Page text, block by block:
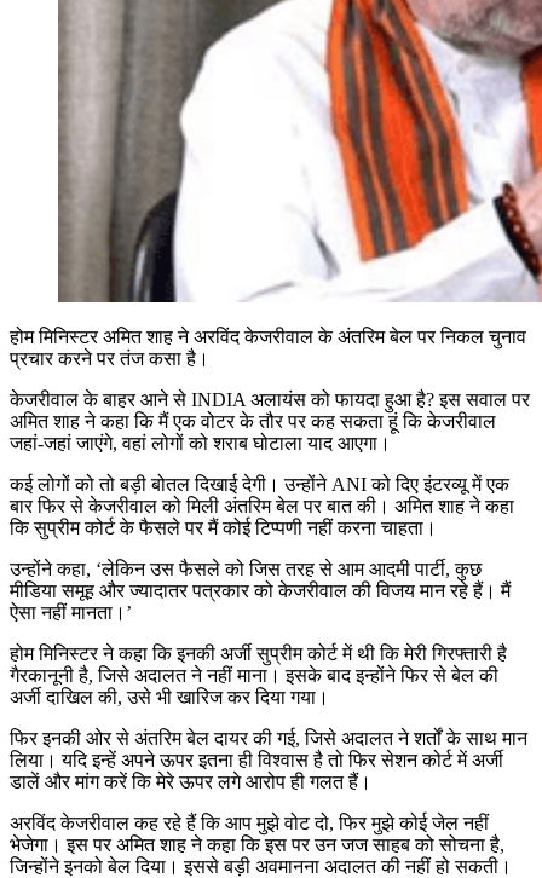
होम मिनिस्टर अमित शाह ने अरविंद केजरीवाल के अंतरिम बेल पर निकल चुनाव
प्रचार करने पर तंज कसा है।
केजरीवाल के बाहर आने से INDIA अलायंस को फायदा हुआ है? इस सवाल पर
अमित शाह ने कहा कि मैं एक वोटर के तौर पर कह सकता हूं कि केजरीवाल
जहां-जहां जाएंगे, वहां लोगों को शराब घोटाला याद आएगा।
कई लोगों को तो बड़ी बोतल दिखाई देगी। उन्होंने ANI को दिए इंटरव्यू में एक
बार फिर से केजरीवाल को मिली अंतरिम बेल पर बात की। अमित शाह ने कहा
कि सुप्रीम कोर्ट के फैसले पर मैं कोई टिप्पणी नहीं करना चाहता।
उन्होंने कहा, ‘लेकिन उस फैसले को जिस तरह से आम आदमी पार्टी, कुछ
मीडिया समूह और ज्यादातर पत्रकार को केजरीवाल की विजय मान रहे हैं। मैं
ऐसा नहीं मानता।’
होम मिनिस्टर ने कहा कि इनकी अर्जी सुप्रीम कोर्ट में थी कि मेरी गिरफ्तारी है
गैरकानूनी है, जिसे अदालत ने नहीं माना। इसके बाद इन्होंने फिर से बेल की
अर्जी दाखिल की, उसे भी खारिज कर दिया गया।
फिर इनकी ओर से अंतरिम बेल दायर की गई, जिसे अदालत ने शर्तों के साथ मान
लिया। यदि इन्हें अपने ऊपर इतना ही विश्वास है तो फिर सेशन कोर्ट में अर्जी
डालें और मांग करें कि मेरे ऊपर लगे आरोप ही गलत हैं।
अरविंद केजरीवाल कह रहे हैं कि आप मुझे वोट दो, फिर मुझे कोई जेल नहीं
भेजेगा। इस पर अमित शाह ने कहा कि इस पर उन जज साहब को सोचना है,
जिन्होंने इनको बेल दिया। इससे बड़ी अवमानना अदालत की नहीं हो सकती।